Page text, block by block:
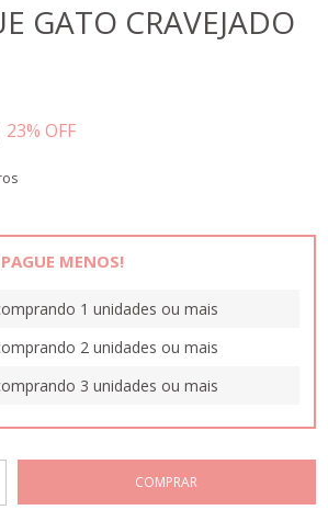
GATO CRAVEJADO
23% OFF
MENOS!
1 unidades ou mais
2 unidades ou mais
3 unidades ou mais